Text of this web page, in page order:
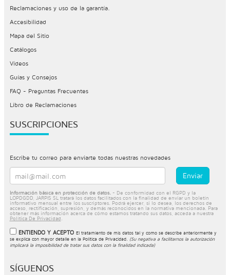
Reclamaciones y uso de la garantía.
Accesibilidad
Mapa del Sitio
Catálogos
Vídeos
Guías y Consejos
FAQ - Preguntas Frecuentes
Libro de Reclamaciones
SUSCRIPCIONES
Escribe tu correo para enviarte todas nuestras novedades
Información básica en protección de datos. - De conformidad con el RGPD y la
LOPDGDD, JARPIS SL tratará los datos facilitados con la finalidad de enviar un boletín
informativo mensual entre los suscriptores. Podrá ejercer, si lo desea, los derechos de
acceso, rectificación, supresión, y demás reconocidos en la normativa mencionada. Para
obtener más información acerca de cómo estamos tratando sus datos, acceda a nuestra
Política De Privacidad
ENTIENDO Y ACEPTO El tratamiento de mis datos tal y como se describe anteriormente y
se explica con mayor detalle en la Política de Privacidad. (Su negativa a facilitarnos la autorización
implicará la imposibilidad de tratar sus datos con la finalidad indicada)
SÍGUENOS